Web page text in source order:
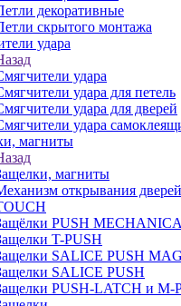
декоративные
скрытого монтажа
удара
удара
удара для петель
удара для дверей
удара
магниты
магниты
открывания
PUSH
T-PUSH
SALICE PUSH
SALICE PUSH
PUSH-LATCH и M-